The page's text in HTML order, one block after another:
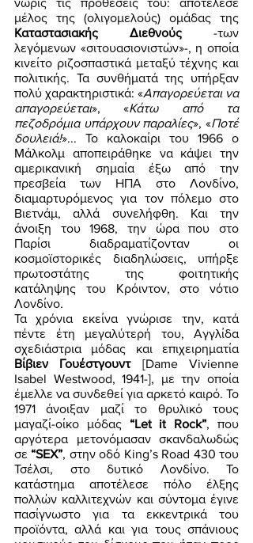
Καταστασιακής Διεθνούς -των
λεγόμενων «σιτουασιονιστών»-, η οποία
κινείτο ριζοσπαστικά μεταξύ τέχνης και
πολιτικής. Τα συνθήματά της υπήρξαν
πολύ χαρακτηριστικά: «Απαγορεύεται να
απαγορεύεται», «Κάτω από τα
πεζοδρόμια υπάρχουν παραλίες», «Ποτέ
δουλειά!»... Το καλοκαίρι του 1966 ο
Μάλκολμ αποπειράθηκε να κάψει την
αμερικανική σημαία έξω από την
πρεσβεία των ΗΠΑ στο Λονδίνο,
διαμαρτυρόμενος για τον πόλεμο στο
Βιετνάμ, αλλά συνελήφθη. Και την
άνοιξη του 1968, την ώρα που στο
Παρίσι διαδραματίζονταν οι
κοσμοϊστορικές διαδηλώσεις, υπήρξε
πρωτοστάτης της φοιτητικής
κατάληψης του Κρόιντον, στο νότιο
Λονδίνο.
Τα χρόνια εκείνα γνώρισε την, κατά
πέντε έτη μεγαλύτερή του, Αγγλίδα
Βίβιεν Γουέστγουντ [Dame Vivienne
Isabel Westwood, 1941-], με την οποία
έμελλε να συνδεθεί για αρκετό καιρό. Το
1971 άνοιξαν μαζί το θρυλικό τους
μαγαζί-οίκο μόδας “Let it Rock”, που
αργότερα μετονόμασαν σκανδαλωδώς
σε “SEX”, στην οδό King’s Road 430 του
Τσέλσι, στο δυτικό Λονδίνο. Το
κατάστημα αποτέλεσε πόλο έλξης
πολλών καλλιτεχνών και σύντομα έγινε
πασίγνωστο για τα εκκεντρικά του
προϊόντα, αλλά και για τους σπάνιους